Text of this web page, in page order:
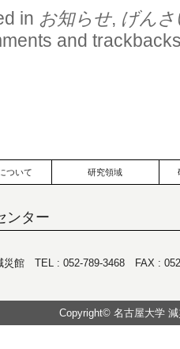
in お知らせ, げん
and
ついて 研究領域
ンター
災館 TEL : 052-789-3468 FAX :
Copyright© 名古屋大学